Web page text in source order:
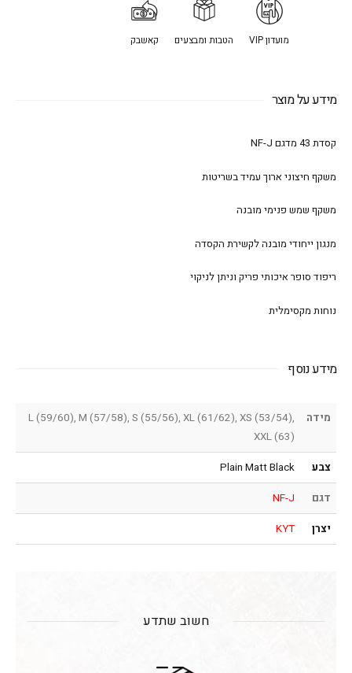
מועדון VIP הטבות ומבצעים קאשבק
מידע על מוצר
קסדת 43 מדגם NF-J
משקף חיצוני ארוך עמיד בשריטות
משקף שמש פנימי מובנה
מנגון ייחודי מובנה לקשירת הקסדה
ריפוד סופר איכותי פריק וניתן לניקוי
נוחות מקסימלית
מידע נוסף
מידה
L (59/60), M (57/58), S (55/56), XL (61/62), XS (53/54),
XXL (63)
צבע
Plain Matt Black
דגם
NF-J
יצרן
KYT
חשוב שתדע